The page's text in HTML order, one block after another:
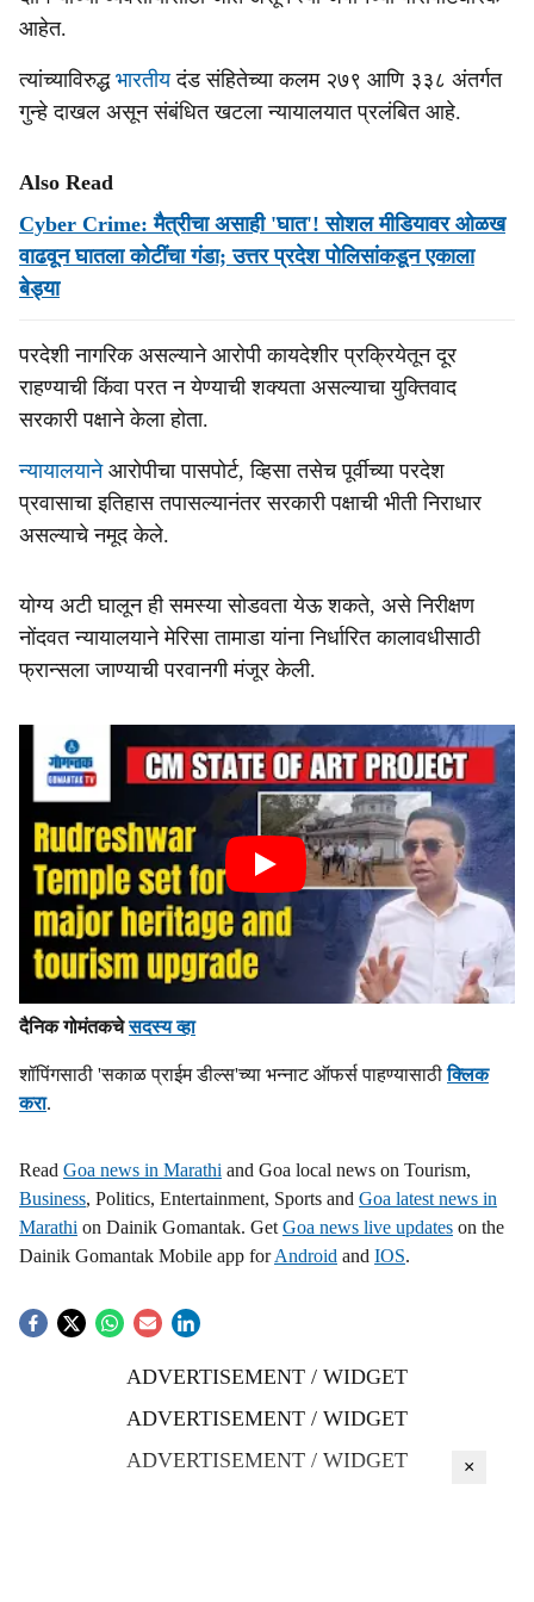
आहेत.
त्यांच्याविरुद्ध भारतीयदंड संहितेच्या कलम २७९ आणि ३३८ अंतर्गत
गुन्हे दाखल असून संबंधित खटला न्यायालयात प्रलंबित आहे.
Also Read
Cyber Crime: मैत्रीचा असाही 'घात'! सोशल मीडियावर ओळख
वाढवून घातला कोटींचा गंडा; उत्तर प्रदेश पोलिसांकडून एकाला
बेड्या
परदेशी नागरिक असल्याने आरोपी कायदेशीर प्रक्रियेतून दूर
राहण्याची किंवा परत न येण्याची शक्यता असल्याचा युक्तिवाद
सरकारी पक्षाने केला होता.
न्यायालयानेआरोपीचा पासपोर्ट, व्हिसा तसेच पूर्वीच्या परदेश
प्रवासाचा इतिहास तपासल्यानंतर सरकारी पक्षाची भीती निराधार
असल्याचे नमूद केले.
योग्य अटी घालून ही समस्या सोडवता येऊ शकते, असे निरीक्षण
नोंदवत न्यायालयाने मेरिसा तामाडा यांना निर्धारित कालावधीसाठी
फ्रान्सला जाण्याची परवानगी मंजूर केली.
दैनिक गोमंतकचेसदस्य व्हा
शॉपिंगसाठी 'सकाळ प्राईम डील्स'च्या भन्नाट ऑफर्स पाहण्यासाठीक्लिक
करा.
Read Goa news in Marathi and Goa local news on Tourism,
Business, Politics, Entertainment, Sports and Goa latest news in
Marathi on Dainik Gomantak. Get Goa news live updates on the
Dainik Gomantak Mobile app forAndroid and IOS.
ADVERTISEMENT / WIDGET
ADVERTISEMENT / WIDGET
ADVERTISEMENT / WIDGET
×